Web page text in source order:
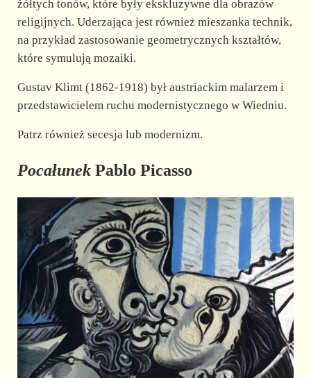
żółtych tonów, które były ekskluzywne dla obrazów
religijnych. Uderzająca jest również mieszanka technik,
na przykład zastosowanie geometrycznych kształtów,
które symulują mozaiki.
Gustav Klimt (1862-1918) był austriackim malarzem i
przedstawicielem ruchu modernistycznego w Wiedniu.
Patrz również secesja lub modernizm.
PocałunekPablo Picasso